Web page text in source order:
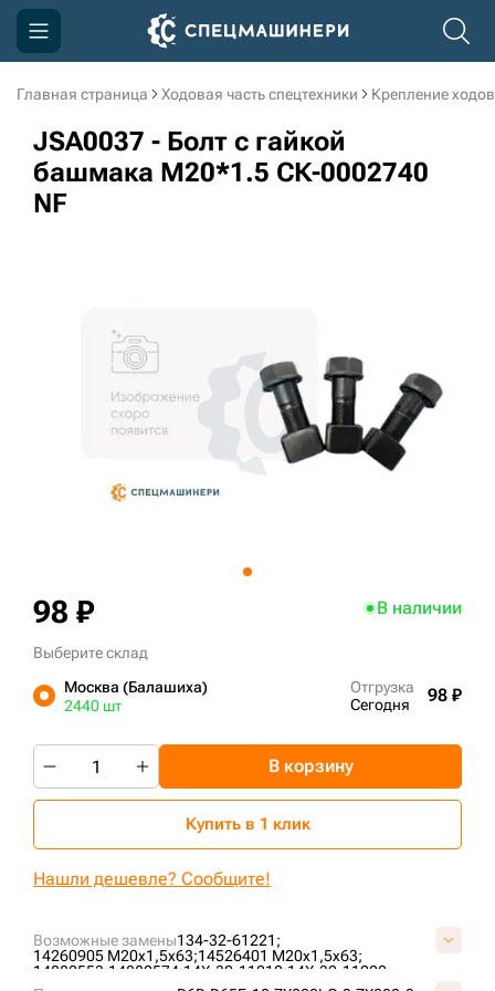
Главная страница Ходовая часть спецтехники Крепление
JSA0037 - Болт с гайкой
башмака M20*1.5 СК-0002740
NF
Возможные замены134-32-61221;
14260905 М20х1,5х63;14526401 М20х1,5х63;
14880553;14880574;14X-32-11210;14X-32-11220;
14Y-32-11210;
154-32-21323;164202A1;1S-1860;
98 ₽ В наличии
Выберите склад
Москва (Балашиха)
2440 шт
Отгрузка
Сегодня
98 ₽
В корзину
Купить в 1 клик
Нашли дешевле? Сообщите!
Компания
Акции
Доставка и оплата
3D тур по производству